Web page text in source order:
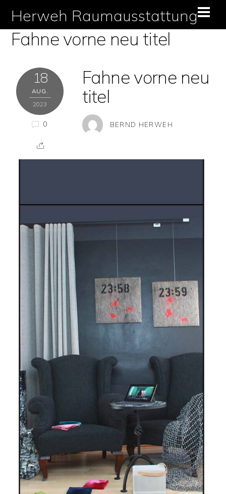
content
Herweh Raumausstattung
Fahne vorne neu titel
18
AUG.
2023
0
Fahne vorne neu
titel
BERND HERWEH